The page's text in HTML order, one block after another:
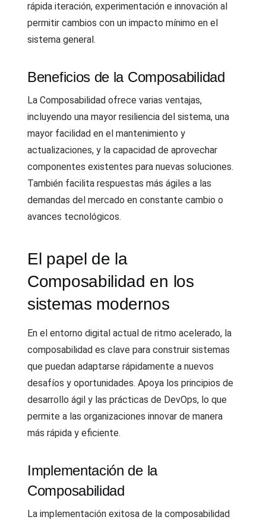
rápida iteración, experimentación e innovación al
permitir cambios con un impacto mínimo en el
sistema general.
Beneficios de la Composabilidad
La Composabilidad ofrece varias ventajas,
incluyendo una mayor resiliencia del sistema, una
mayor facilidad en el mantenimiento y
actualizaciones, y la capacidad de aprovechar
componentes existentes para nuevas soluciones.
También facilita respuestas más ágiles a las
demandas del mercado en constante cambio o
avances tecnológicos.
El papel de la
Composabilidad en los
sistemas modernos
En el entorno digital actual de ritmo acelerado, la
composabilidad es clave para construir sistemas
que puedan adaptarse rápidamente a nuevos
desafíos y oportunidades. Apoya los principios de
desarrollo ágil y las prácticas de DevOps, lo que
permite a las organizaciones innovar de manera
más rápida y eficiente.
Implementación de la
Composabilidad
La implementación exitosa de la composabilidad